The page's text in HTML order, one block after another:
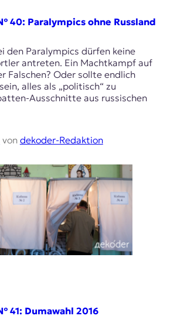
40: Paralympics ohne Russland
den Paralympics dürfen keine
antreten. Ein Machtkampf auf
Falschen? Oder sollte endlich
alles als „politisch“ zu
Ausschnitte aus russischen
von dekoder-Redaktion
41: Dumawahl 2016